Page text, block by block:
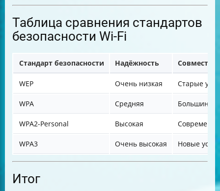
Таблица сравнения стандартов
безопасности Wi-Fi
Стандарт безопасности Надёжность
WEP Очень низкая Старые
WPA Средняя
WPA2-Personal Высокая
WPA3 Очень высокая Новые
Итог